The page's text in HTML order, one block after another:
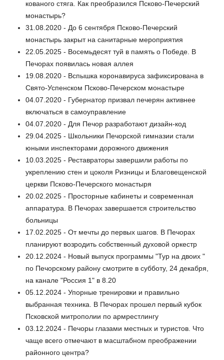
кованого стяга. Как преобразился Псково-Печерский
монастырь?
31.08.2020 - До 6 сентября Псково-Печерский
монастырь закрыт на санитарные мероприятия
22.05.2025 - Восемьдесят туй в память о Победе. В
Печорах появилась новая аллея
19.08.2020 - Вспышка коронавируса зафиксирована в
Свято-Успенском Псково-Печерском монастыре
04.07.2020 - Губернатор призвал печерян активнее
включаться в самоуправление
04.07.2020 - Для Печор разработают дизайн-код
29.04.2025 - Школьники Печорской гимназии стали
юными инспекторами дорожного движения
10.03.2025 - Реставраторы завершили работы по
укреплению стен и цоколя Ризницы и Благовещенской
церкви Псково-Печерского монастыря
20.02.2025 - Просторные кабинеты и современная
аппаратура. В Печорах завершается строительство
больницы
17.02.2025 - От мечты до первых шагов. В Печорах
планируют возродить собственный духовой оркестр
20.12.2024 - Новый выпуск программы "Тур на двоих "
по Печорскому району смотрите в субботу, 24 декабря,
на канале "Россия 1" в 8.20
05.12.2024 - Упорные тренировки и правильно
выбранная техника. В Печорах прошел первый кубок
Псковской митрополии по армрестлингу
03.12.2024 - Печоры глазами местных и туристов. Что
чаще всего отмечают в масштабном преображении
районного центра?